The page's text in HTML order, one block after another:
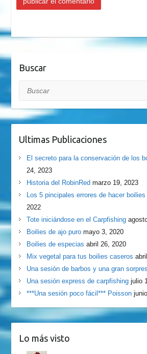
Buscar
Buscar
Ultimas Publicaciones
El secreto para la conservación de los
24, 2023
Historia del RobinRed marzo 19, 2023
Los 5 pincipales errores de hacer
2022
Tote iniciándose en el Carpfishing
Boilies de ajo puro mayo 3, 2020
Boilies de especias abril 26, 2020
Mix vegetal para tus boilies caseros
Una sesión de barbos y una gran
Una sesión express de carpfishing julio
***Una sesión poco fácil*** Poisson
Lo más visto